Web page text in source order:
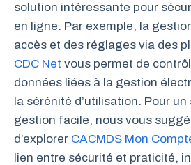
solution intéressante pour
en ligne. Par exemple, la
accès et des réglages via des
CDC Net vous permet de
données liées à la gestion
la sérénité d’utilisation. Pour
gestion facile, nous vous
d’explorer CACMDS Mon
lien entre sécurité et praticité,